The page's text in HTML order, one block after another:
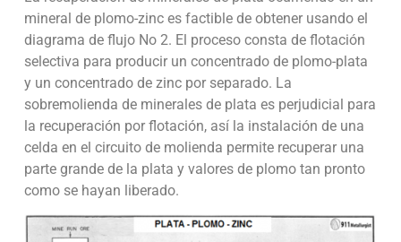
mineral de plomo-zinc es factible de obtener usando el
diagrama de flujo No 2. El proceso consta de flotación
selectiva para producir un concentrado de plomo-plata
y un concentrado de zinc por separado. La
sobremolienda de minerales de plata es perjudicial para
la recuperación por flotación, así la instalación de una
celda en el circuito de molienda permite recuperar una
parte grande de la plata y valores de plomo tan pronto
como se hayan liberado.